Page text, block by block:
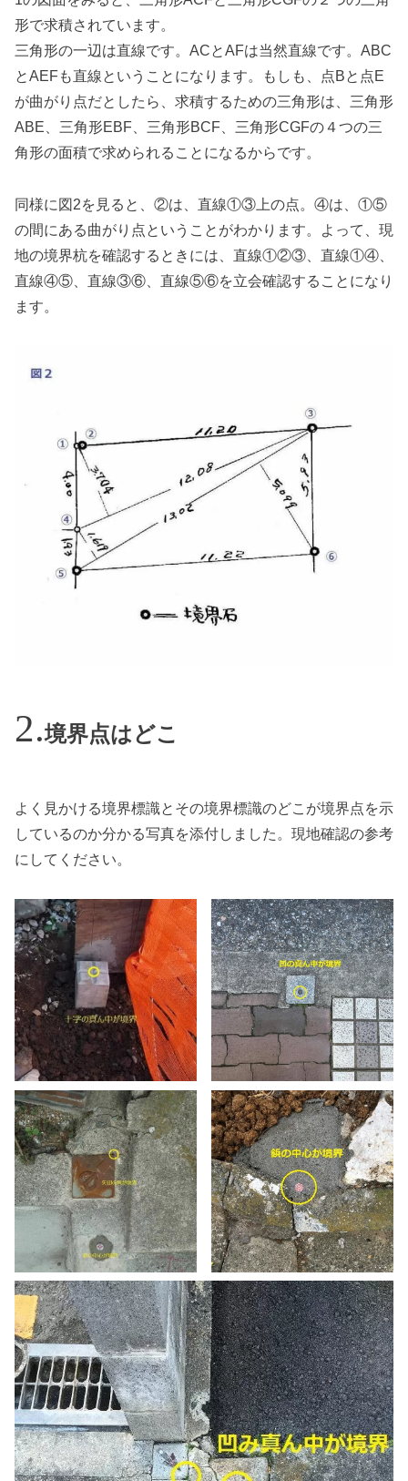
形で求積されています。
三角形の一辺は直線です。ACとAFは当然直線です。ABC
とAEFも直線ということになります。もしも、点Bと点E
が曲がり点だとしたら、求積するための三角形は、三角形
ABE、三角形EBF、三角形BCF、三角形CGFの４つの三
角形の面積で求められることになるからです。
同様に図2を見ると、②は、直線①③上の点。④は、①⑤
の間にある曲がり点ということがわかります。よって、現
地の境界杭を確認するときには、直線①②③、直線①④、
直線④⑤、直線③⑥、直線⑤⑥を立会確認することになり
ます。
境界点はどこ
よく見かける境界標識とその境界標識のどこが境界点を示
しているのか分かる写真を添付しました。現地確認の参考
にしてください。